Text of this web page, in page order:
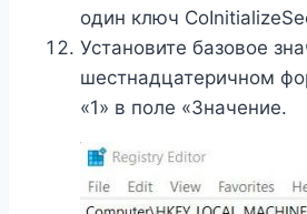
один ключ
Установите базовое
шестнадцатеричном
«1» в поле «Значение.